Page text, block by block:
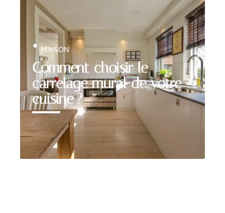
Comment choisir le
carrelage mural de votre
cuisine ?
MAISON